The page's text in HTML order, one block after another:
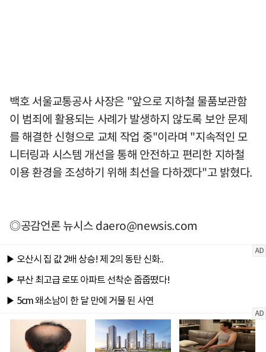
백호 서울교통공사 사장은 "앞으로 지하철 물품보관함
이 범죄에 활용되는 사례가 발생하지 않도록 보안 문제
를 해결한 신형으로 교체 작업 중"이라며 "지속적인 모
니터링과 시스템 개선을 통해 안전하고 편리한 지하철
이용 환경을 조성하기 위해 최선을 다하겠다"고 밝혔다.
◎공감언론 뉴시스daero@newsis.com